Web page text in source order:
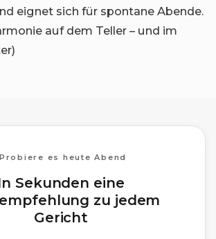
eignet sich für spontane Abende.
auf dem Teller – und im
es heute Abend
Sekunden eine
zu jedem
Gericht